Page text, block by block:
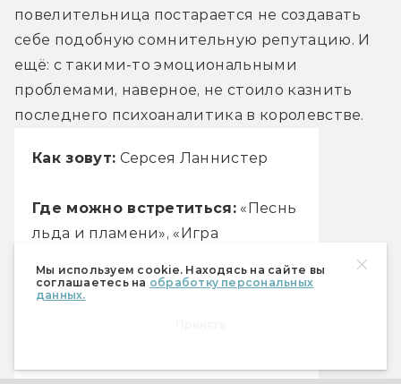
Мы используем cookie. Находясь на сайте вы
соглашаетесь на обработку персональных
данных.
повелительница постарается не создавать
себе подобную сомнительную репутацию. И
ещё: с такими-то эмоциональными
проблемами, наверное, не стоило казнить
последнего психоаналитика в королевстве.
Как зовут: Серсея Ланнистер
Где можно встретиться: «Песнь
льда и пламени», «Игра